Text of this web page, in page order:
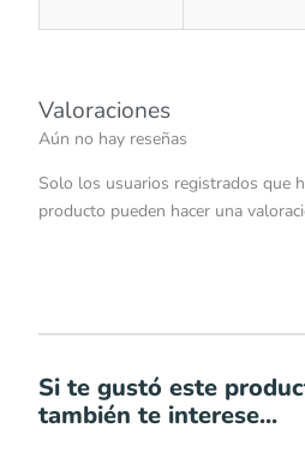
Valoraciones
Aún no hay reseñas
Solo los usuarios registrados que
producto pueden hacer una
Si te gustó este
también te interese...